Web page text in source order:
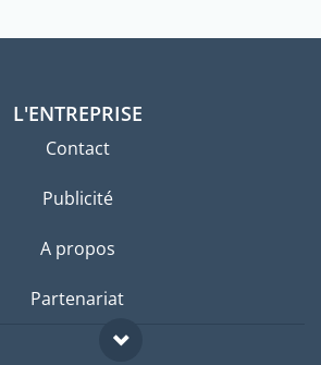
L'ENTREPRISE
Contact
Publicité
A propos
Partenariat